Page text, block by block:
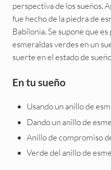
perspectiva de los sueños.
fue hecho de la piedra de
Babilonia. Se supone que
esmeraldas verdes en un
suerte en el estado de
En tu sueño
Usando un anillo de
Dando un anillo de
Anillo de compromiso
Verde del anillo de